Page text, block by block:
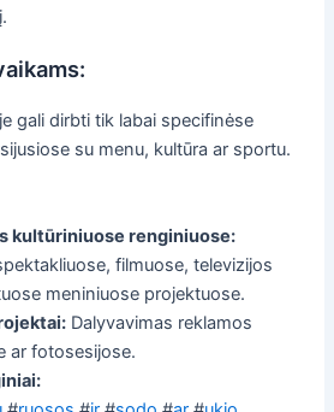
gali dirbti tik labai specifinėse
su menu, kultūra ar sportu.
kultūriniuose renginiuose:
filmuose, televizijos
meniniuose projektuose.
Dalyvavimas reklamos
ar fotosesijose.